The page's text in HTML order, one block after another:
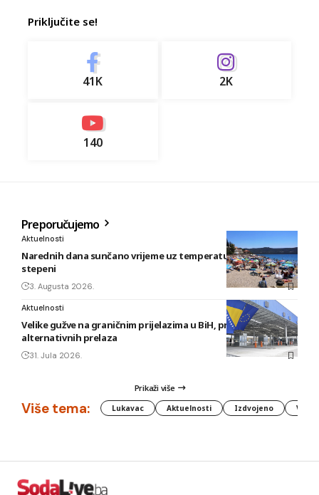
Priključite se!
41K 2K
140
Preporučujemo
Aktuelnosti
Narednih dana sunčano vrijeme uz temperature do 40
stepeni
3. Augusta 2026.
Aktuelnosti
Velike gužve na graničnim prijelazima u BiH, preporuka
alternativnih prelaza
31. Jula 2026.
Prikaži više
Više tema: Lukavac Aktuelnosti Izdvojeno